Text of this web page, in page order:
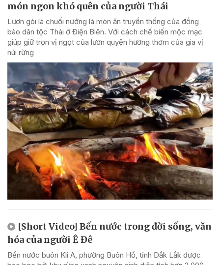
món ngon khó quên của người Thái
Lươn gói lá chuối nướng là món ăn truyền thống của đồng
bào dân tộc Thái ở Điện Biên. Với cách chế biến mộc mạc
giúp giữ trọn vị ngọt của lươn quyện hương thơm của gia vị
núi rừng
[Short Video] Bến nước trong đời sống, văn
hóa của người Ê Đê
Bến nước buôn Kli A, phường Buôn Hồ, tỉnh Đắk Lắk được